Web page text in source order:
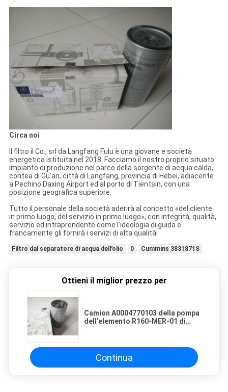
Circa noi
Il filtro il Co., srl da Langfang Fulu è una giovane e società
energetica istituita nel 2018. Facciamo il nostro proprio situato
impianto di produzione nel parco della sorgente di acqua calda,
contea di Gu'an, città di Langfang, provincia di Hebei, adiacente
a Pechino Daxing Airport ed al porto di Tientsin, con una
posizione geografica superiore.
Tutto il personale della società aderirà al concetto «del cliente
in primo luogo, del servizio in primo luogo», con integrità, qualità,
servizio ed intraprendente come l'ideologia di guida e
francamente gli fornirà i servizi di alta qualità!
Filtro dal separatore di acqua dell'olio 0 Cummins 3831871S
Ottieni il miglior prezzo per
Camion A0004770103 della pompa
dell'elemento R160-MER-01 di
Continua